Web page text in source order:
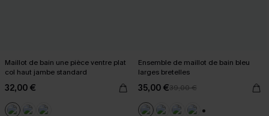
Maillot de bain une pièce ventre plat
col haut jambe standard
32,00 €
Ensemble de maillot de bain bleu
larges bretelles
35,00 €39,00 €